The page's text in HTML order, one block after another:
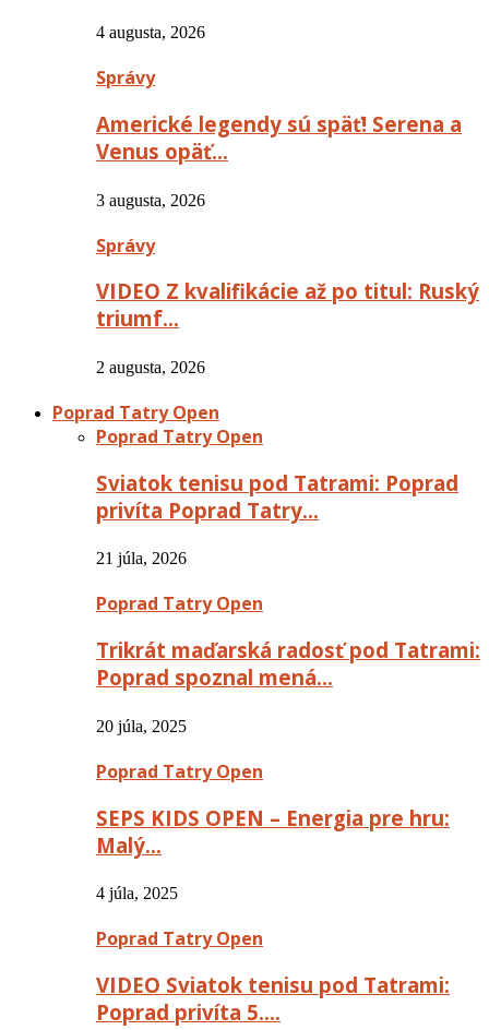
4 augusta, 2026
Správy
Americké legendy sú späť! Serena a
Venus opäť…
3 augusta, 2026
Správy
VIDEO Z kvalifikácie až po titul: Ruský
triumf…
2 augusta, 2026
Poprad Tatry Open
Poprad Tatry Open
Sviatok tenisu pod Tatrami: Poprad
privíta Poprad Tatry…
21 júla, 2026
Poprad Tatry Open
Trikrát maďarská radosť pod Tatrami:
Poprad spoznal mená…
20 júla, 2025
Poprad Tatry Open
SEPS KIDS OPEN – Energia pre hru:
Malý…
4 júla, 2025
Poprad Tatry Open
VIDEO Sviatok tenisu pod Tatrami:
Poprad privíta 5….